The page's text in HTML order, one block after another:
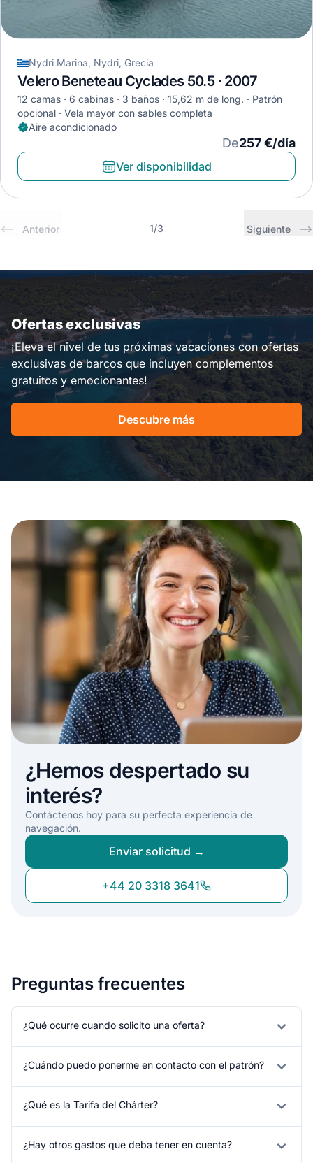
Nydri Marina, Nydri, Grecia
Velero Beneteau Cyclades 50.5 · 2007
12 camas 6 cabinas 3 baños 15,62 m de long.
Patrón
opcional
Vela mayor con sables completa
Aire acondicionado
De257 €/día
Ver disponibilidad
Anterior 1/3 Siguiente
Ofertas exclusivas
¡Eleva el nivel de tus próximas vacaciones con ofertas
exclusivas de barcos que incluyen complementos
gratuitos y emocionantes!
Descubre más
¿Hemos despertado su
interés?
Contáctenos hoy para su perfecta experiencia de
navegación.
Enviar solicitud →
+44 20 3318 3641
Preguntas frecuentes
¿Qué ocurre cuando solicito una oferta?
¿Cuándo puedo ponerme en contacto con el patrón?
¿Qué es la Tarifa del Chárter?
¿Hay otros gastos que deba tener en cuenta?